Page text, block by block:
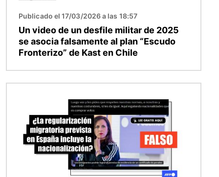
Publicado el 17/03/2026 a las 18:57
Un video de un desfile militar de 2025
se asocia falsamente al plan “Escudo
Fronterizo” de Kast en Chile